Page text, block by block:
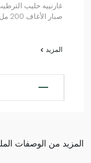
غارنييه حليب
صبار الأغاف 200 مل
المزيد
المزيد من الوصفات